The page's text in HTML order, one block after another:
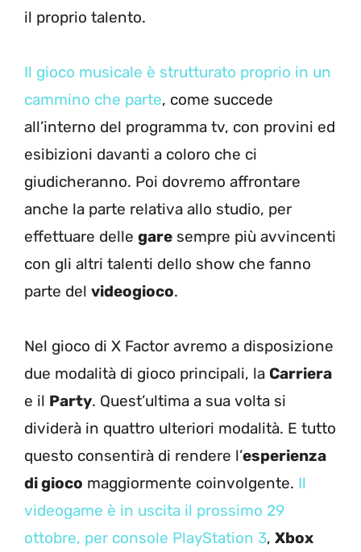
il proprio talento.
Il gioco musicale è strutturato proprio in un
cammino che parte, come succede
all’interno del programma tv, con provini ed
esibizioni davanti a coloro che ci
giudicheranno. Poi dovremo affrontare
anche la parte relativa allo studio, per
effettuare delle gare sempre più avvincenti
con gli altri talenti dello show che fanno
parte del videogioco.
Nel gioco di X Factor avremo a disposizione
due modalità di gioco principali, la Carriera
e il Party. Quest’ultima a sua volta si
dividerà in quattro ulteriori modalità. E tutto
questo consentirà di rendere l’esperienza
di gioco maggiormente coinvolgente. Il
videogame è in uscita il prossimo 29
ottobre, per console PlayStation 3, Xbox